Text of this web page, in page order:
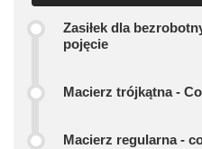
Zasiłek dla
pojęcie
Macierz trójkątna -
Macierz regularna -